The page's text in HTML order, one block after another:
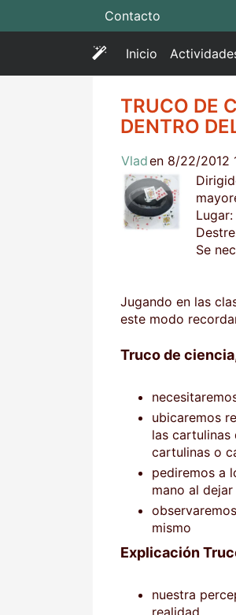
Contacto
Inicio
TRUCO DE
DENTRO
Vladen 8/22/2012
Se
Jugando en las
este modo
Truco de
ubicaremos
las cartulinas
cartulinas o
pediremos a
mano al
mismo
Explicación
nuestra
realidad